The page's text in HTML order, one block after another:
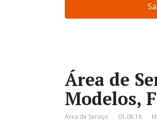
Área de
Modelos,
Área de Serviço 01.08.16